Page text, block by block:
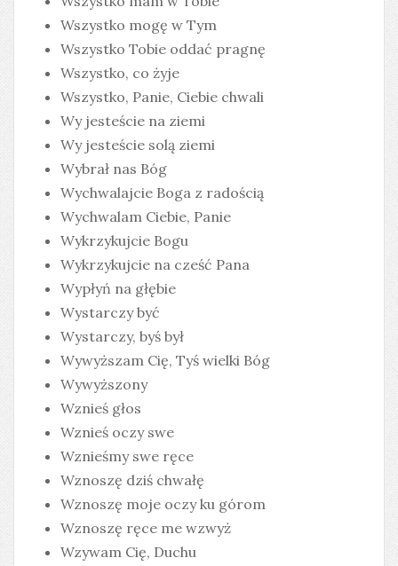
Wszystko mogę w Tym
Wszystko Tobie oddać pragnę
Wszystko, co żyje
Wszystko, Panie, Ciebie chwali
Wy jesteście na ziemi
Wy jesteście solą ziemi
Wybrał nas Bóg
Wychwalajcie Boga z radością
Wychwalam Ciebie, Panie
Wykrzykujcie Bogu
Wykrzykujcie na cześć Pana
Wypłyń na głębie
Wystarczy być
Wystarczy, byś był
Wywyższam Cię, Tyś wielki Bóg
Wywyższony
Wznieś głos
Wznieś oczy swe
Wznieśmy swe ręce
Wznoszę dziś chwałę
Wznoszę moje oczy ku górom
Wznoszę ręce me wzwyż
Wzywam Cię, Duchu